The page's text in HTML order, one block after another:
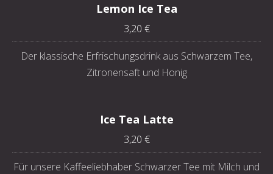
Lemon Ice Tea
3,20 €
Der klassische Erfrischungsdrink aus Schwarzem Tee,
Zitronensaft und Honig
Ice Tea Latte
3,20 €
Für unsere Kaffeeliebhaber Schwarzer Tee mit Milch und